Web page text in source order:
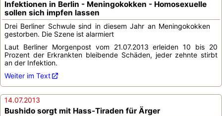
Infektionen in Berlin - Meningokokken - Homosexuelle
sollen sich impfen lassen
Drei Berliner Schwule sind in diesem Jahr an Meningokokken
gestorben. Die Szene ist alarmiert
Laut Berliner Morgenpost vom 21.07.2013 erleiden 10 bis 20
Prozent der Erkrankten bleibende Schäden, jeder zehnte stirbt
an der Infektion.
Weiter im Text
14.07.2013
Bushido sorgt mit Hass-Tiraden für Ärger